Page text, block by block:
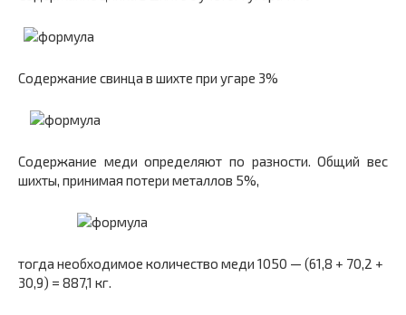
Содержание свинца в шихте при угаре 3%
Содержание меди определяют по разности. Общий вес
шихты, принимая потери металлов 5%,
тогда необходимое количество меди 1050 — (61,8 + 70,2 +
30,9) = 887,1 кг.